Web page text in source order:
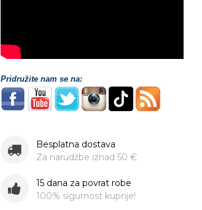
Pridružite nam se na:
Besplatna dostava
Za narudžbe iznad 50 €
15 dana za povrat robe
100% sigurnost kupnje!